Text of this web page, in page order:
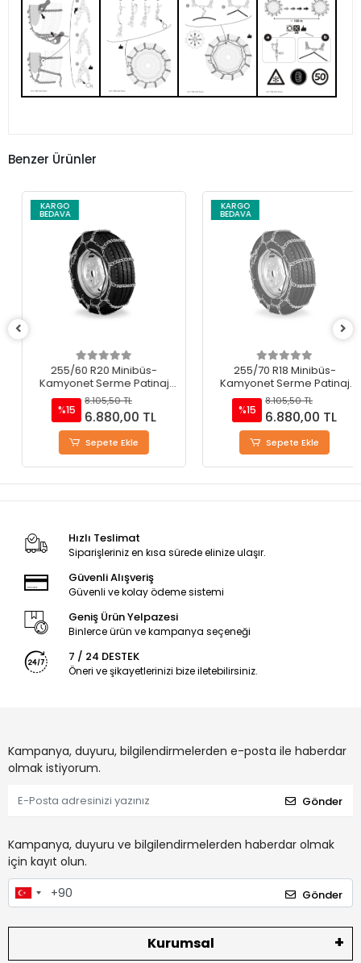
Benzer Ürünler
KARGO
BEDAVA
255/60 R20 Minibüs-
Kamyonet Serme Patinaj
Zinciri - M220
%15
8.105,50 TL
6.880,00 TL
Sepete Ekle
KARGO
BEDAVA
255/70 R18 Minibüs-
Kamyonet Serme Patinaj
Zinciri - M220
%15
8.105,50 TL
6.880,00 TL
Sepete Ekle
Hızlı Teslimat
Siparişleriniz en kısa sürede elinize ulaşır.
Güvenli Alışveriş
Güvenli ve kolay ödeme sistemi
Geniş Ürün Yelpazesi
Binlerce ürün ve kampanya seçeneği
7 / 24 DESTEK
Öneri ve şikayetlerinizi bize iletebilirsiniz.
Kampanya, duyuru, bilgilendirmelerden e-posta ile haberdar
olmak istiyorum.
Gönder
Kampanya, duyuru ve bilgilendirmelerden haberdar olmak
için kayıt olun.
Gönder
Kurumsal